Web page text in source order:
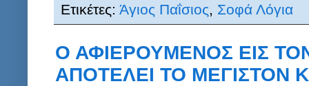
Ετικέτες: Άγιος Παΐσιος, Σοφά Λόγια
Ο ΑΦΙΕΡΟΥΜΕΝΟΣ ΕΙΣ
ΑΠΟΤΕΛΕΙ ΤΟ ΜΕΓΙΣΤΟΝ